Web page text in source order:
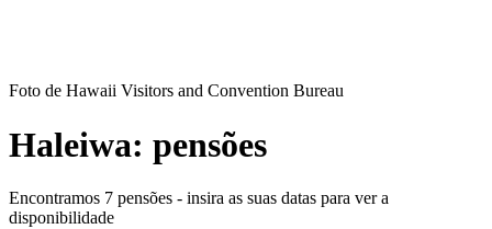
Foto de Hawaii Visitors and Convention Bureau
Haleiwa: pensões
Encontramos 7 pensões - insira as suas datas para ver a
disponibilidade